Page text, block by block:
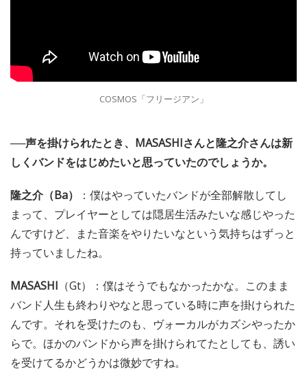
COSMOS「フリージアン」
──声を掛けられたとき、MASASHIさんと隆之介さんは新
しくバンドをはじめたいと思っていたのでしょうか。
隆之介（Ba）
：僕はやっていたバンドが全部解散してし
まって、プレイヤーとしては隠居生活みたいな感じやった
んですけど、また音楽をやりたいなという気持ちはずっと
持っていましたね。
MASASHI （Gt）：僕はそうでもなかったかな。このまま
バンド人生も終わりやなと思っている時に声を掛けられた
んです。それを受けたのも、ヴォーカルがカズシやったか
らで。ほかのバンドから声を掛けられてたとしても、誘い
を受けてるかどうかは微妙ですね。